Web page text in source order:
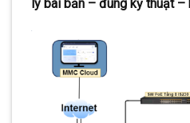
lý bài bản – đúng kỹ thuật –